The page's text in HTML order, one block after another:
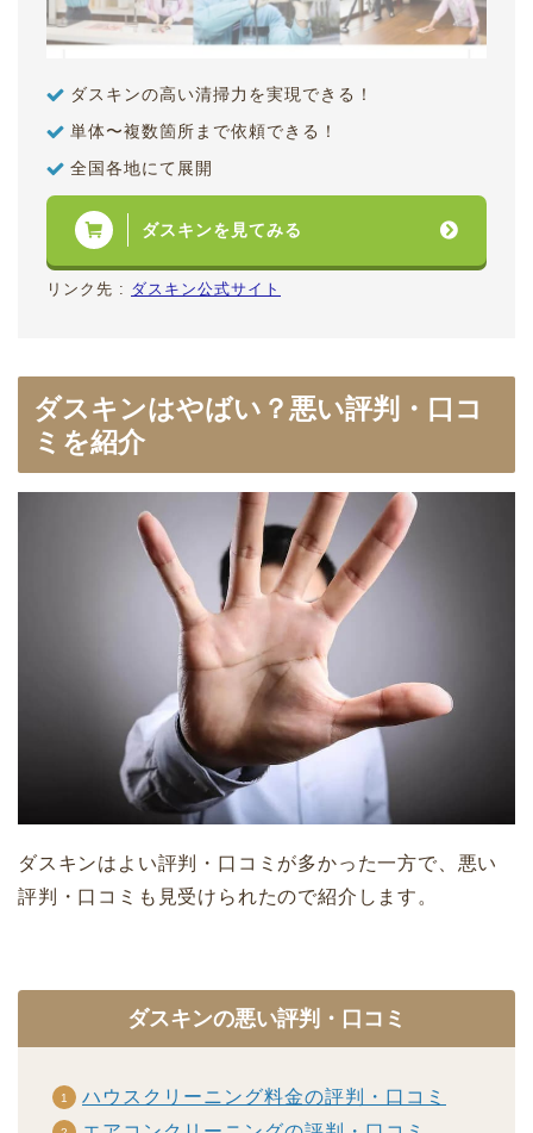
ダスキンの高い清掃力を実現できる！
単体〜複数箇所まで依頼できる！
全国各地にて展開
ダスキンを見てみる
リンク先 : ダスキン公式サイト
ダスキンはやばい？悪い評判・口コ
ミを紹介
ダスキンはよい評判・口コミが多かった一方で、悪い
評判・口コミも見受けられたので紹介します。
ダスキンの悪い評判・口コミ
ハウスクリーニング料金の評判・口コミ